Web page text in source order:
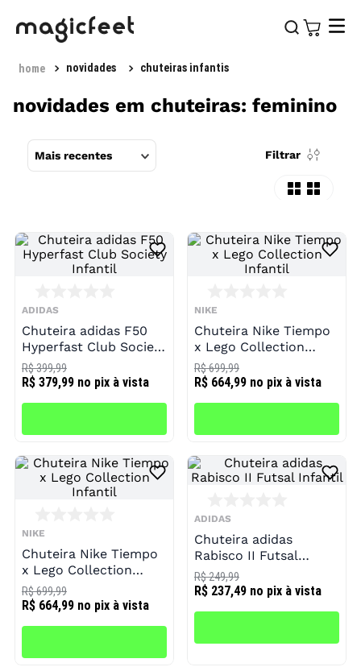
novidades chuteiras infantis
novidades em chuteiras: feminino
Filtrar
Mais recentes
ADIDAS
Chuteira adidas F50
Hyperfast Club Society
Infantil
R$ 379,99 no pix à vista
R$ 399,99
NIKE
Chuteira Nike Tiempo
x Lego Collection
Infantil
R$ 664,99 no pix à vista
R$ 699,99
NIKE
Chuteira Nike Tiempo
x Lego Collection
Infantil
R$ 664,99 no pix à vista
R$ 699,99
ADIDAS
Chuteira adidas
Rabisco II Futsal
Infantil
R$ 237,49 no pix à vista
R$ 249,99